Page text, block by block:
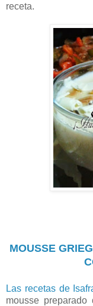
receta.
MOUSSE
Las recetas de
mousse